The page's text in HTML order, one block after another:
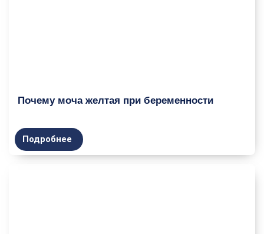
Почему моча желтая при беременности
Подробнее